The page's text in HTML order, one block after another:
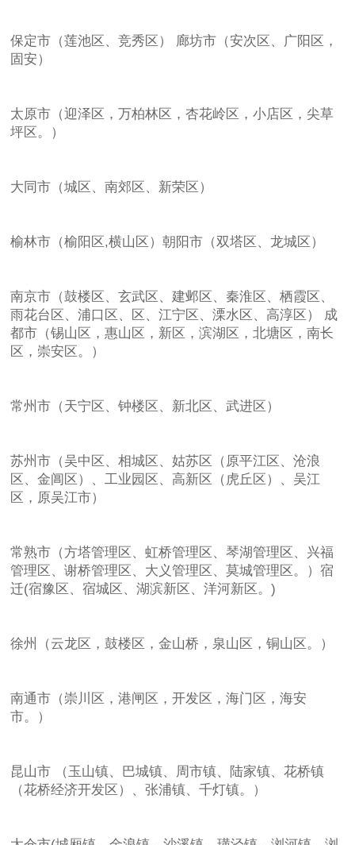
保定市（莲池区、竞秀区） 廊坊市（安次区、广阳区，
固安）
太原市（迎泽区，万柏林区，杏花岭区，小店区，尖草
坪区。）
大同市（城区、南郊区、新荣区）
榆林市（榆阳区,横山区）朝阳市（双塔区、龙城区）
南京市（鼓楼区、玄武区、建邺区、秦淮区、栖霞区、
雨花台区、浦口区、区、江宁区、溧水区、高淳区） 成
都市（锡山区，惠山区，新区，滨湖区，北塘区，南长
区，崇安区。）
常州市（天宁区、钟楼区、新北区、武进区）
苏州市（吴中区、相城区、姑苏区（原平江区、沧浪
区、金阊区）、工业园区、高新区（虎丘区）、吴江
区，原吴江市）
常熟市（方塔管理区、虹桥管理区、琴湖管理区、兴福
管理区、谢桥管理区、大义管理区、莫城管理区。）宿
迁(宿豫区、宿城区、湖滨新区、洋河新区。)
徐州（云龙区，鼓楼区，金山桥，泉山区，铜山区。）
南通市（崇川区，港闸区，开发区，海门区，海安
市。）
昆山市 （玉山镇、巴城镇、周市镇、陆家镇、花桥镇
（花桥经济开发区）、张浦镇、千灯镇。）